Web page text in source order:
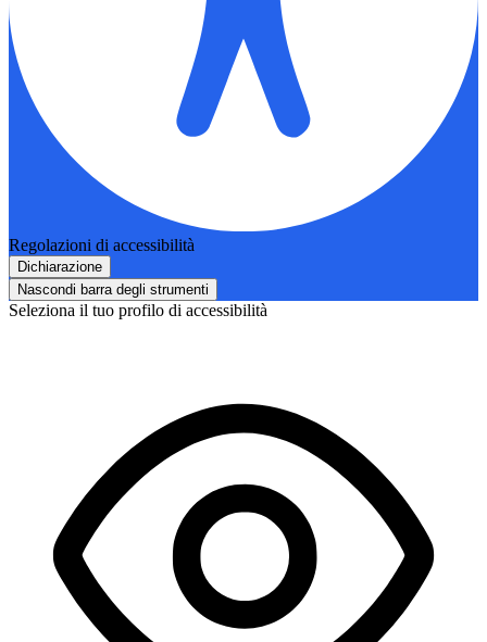
Regolazioni di accessibilità
Dichiarazione
Nascondi barra degli strumenti
Seleziona il tuo profilo di accessibilità